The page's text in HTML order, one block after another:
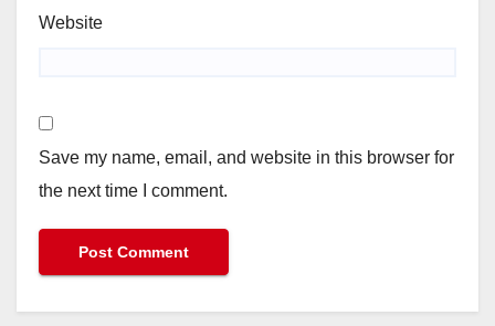
Website
Save my name, email, and website in this browser for
the next time I comment.